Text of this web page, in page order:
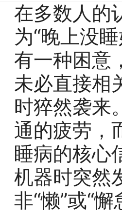
在多数人的
为“晚上没
有一种困意
未必直接相
时猝然袭来
通的疲劳
睡病的核心
机器时突然
非“懒”或“